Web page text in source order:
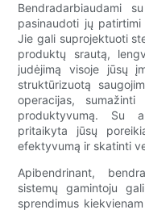
Bendradarbiaudami
pasinaudoti jų
Jie gali suprojektuoti
produktų srautą,
judėjimą visoje jūsų
struktūrizuotą
operacijas,
produktyvumą. Su
pritaikyta jūsų
efektyvumą ir skatinti
Apibendrinant,
sistemų gamintoju
sprendimus